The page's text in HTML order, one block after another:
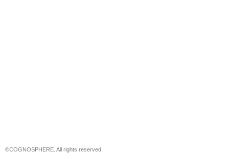
©COGNOSPHERE. All rights reserved.